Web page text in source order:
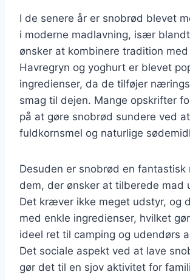
I de senere år er snobrød blevet
i moderne madlavning, især
ønsker at kombinere tradition
Havregryn og yoghurt er blevet
ingredienser, da de tilføjer
smag til dejen. Mange opskrifter
på at gøre snobrød sundere ved
fuldkornsmel og naturlige
Desuden er snobrød en fantastisk
dem, der ønsker at tilberede mad
Det kræver ikke meget udstyr, og
med enkle ingredienser, hvilket
ideel ret til camping og udendørs
Det sociale aspekt ved at lave
gør det til en sjov aktivitet for